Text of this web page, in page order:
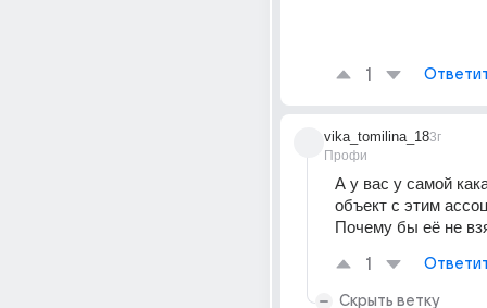
1
vika_tomilina_18
Профи
3г
А у вас у самой
объект с этим
Почему бы её не
1
Скрыть ветку